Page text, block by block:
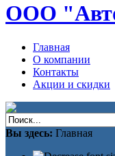
ООО
Главная
О компании
Контакты
Акции и скидки
Вы здесь: Главная